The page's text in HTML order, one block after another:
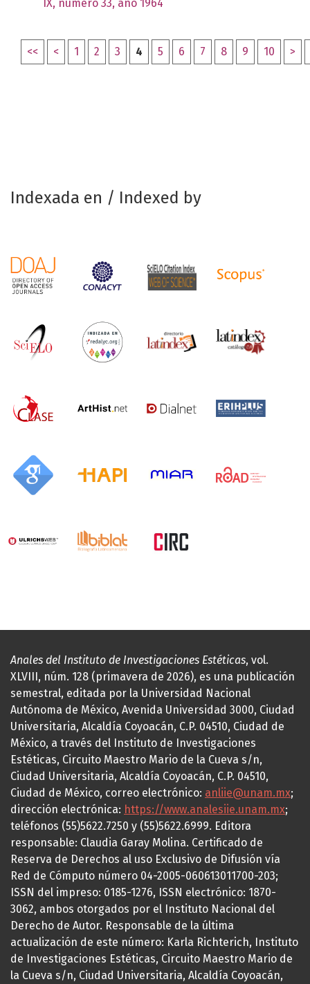
IX, número 33, año 1964
<< < 1 2 3 4 5 6 7 8 9 10 >
Indexada en / Indexed by
Anales del Instituto de Investigaciones Estéticas, vol.
XLVIII, núm. 128 (primavera de 2026), es una publicación
semestral, editada por la Universidad Nacional
Autónoma de México, Avenida Universidad 3000, Ciudad
Universitaria, Alcaldía Coyoacán, C.P. 04510, Ciudad de
México, a través del Instituto de Investigaciones
Estéticas, Circuito Maestro Mario de la Cueva s/n,
Ciudad Universitaria, Alcaldía Coyoacán, C.P. 04510,
Ciudad de México, correo electrónico: anliie@unam.mx;
dirección electrónica: https://www.analesiie.unam.mx;
teléfonos (55)5622.7250 y (55)5622.6999. Editora
responsable: Claudia Garay Molina. Certificado de
Reserva de Derechos al uso Exclusivo de Difusión vía
Red de Cómputo número 04-2005-060613011700-203;
ISSN del impreso: 0185-1276, ISSN electrónico: 1870-
3062, ambos otorgados por el Instituto Nacional del
Derecho de Autor. Responsable de la última
actualización de este número: Karla Richterich, Instituto
de Investigaciones Estéticas, Circuito Maestro Mario de
la Cueva s/n, Ciudad Universitaria, Alcaldía Coyoacán,